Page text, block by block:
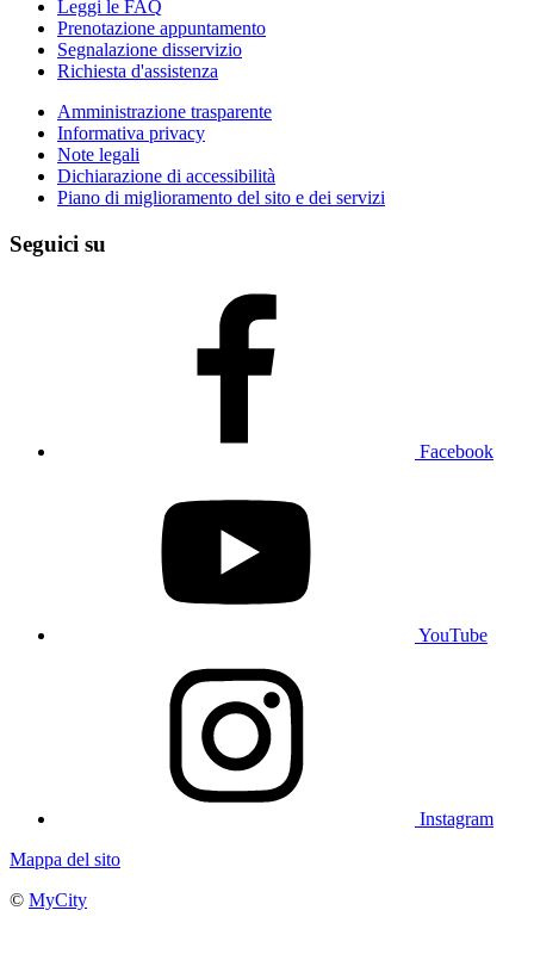
Leggi le FAQ
Prenotazione appuntamento
Segnalazione disservizio
Richiesta d'assistenza
Amministrazione trasparente
Informativa privacy
Note legali
Dichiarazione di accessibilità
Piano di miglioramento del sito e dei servizi
Seguici su
Facebook
YouTube
Instagram
Mappa del sito
© MyCity